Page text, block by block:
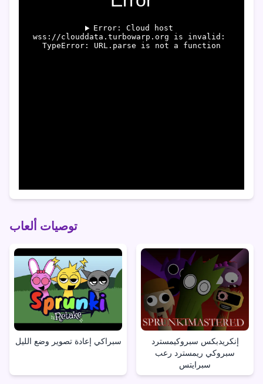
توصيات ألعاب
سبراكي إعادة تصوير وضع الليل
إنكريدبكس سبروكيمسترد
سبروكي ريمسترد رعب
سبرايتس